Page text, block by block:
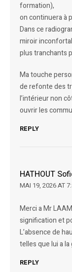
formation),
on continuera à
Dans ce
miroir
plus tranchants
Ma touche
de refonte des
l’intérieur non
ouvrir les
REPLY
HATHOUT
MAI 19, 2026 AT
Merci a Mr
signification et
L’absence de
telles que lui a
REPLY